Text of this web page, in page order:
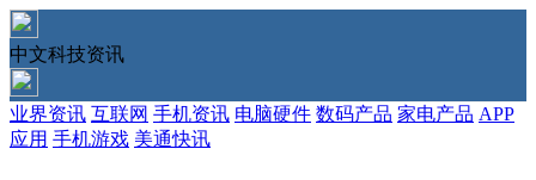
中文科技资讯
业界资讯 互联网 手机资讯 电脑硬件 数码产品 家电产品 APP
应用 手机游戏 美通快讯